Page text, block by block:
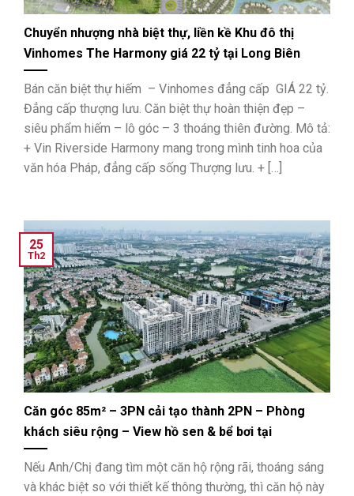
Chuyển nhượng nhà biệt thự, liền kề Khu đô thị
Vinhomes The Harmony giá 22 tỷ tại Long Biên
Bán căn biệt thự hiếm – Vinhomes đẳng cấp GIÁ 22 tỷ.
Đẳng cấp thượng lưu. Căn biệt thự hoàn thiện đẹp –
siêu phẩm hiếm – lô góc – 3 thoáng thiên đường. Mô tả:
+ Vin Riverside Harmony mang trong mình tinh hoa của
văn hóa Pháp, đẳng cấp sống Thượng lưu. + […]
25
Th2
Căn góc 85m² – 3PN cải tạo thành 2PN – Phòng
khách siêu rộng – View hồ sen & bể bơi tại
Vinhomes Symphony
Nếu Anh/Chị đang tìm một căn hộ rộng rãi, thoáng sáng
và khác biệt so với thiết kế thông thường, thì căn hộ này